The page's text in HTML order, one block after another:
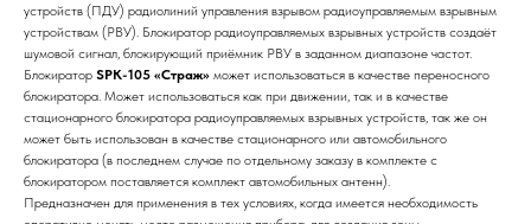
устройств (ПДУ) радиолиний управления взрывом радиоуправляемым взрывным
устройствам (РВУ). Блокиратор радиоуправляемых взрывных устройств создаёт
шумовой сигнал, блокирующий приёмник РВУ в заданном диапазоне частот.
Блокиратор SPK-105 «Страж» может использоваться в качестве переносного
блокиратора. Может использоваться как при движении, так и в качестве
стационарного блокиратора радиоуправляемых взрывных устройств, так же он
может быть использован в качестве стационарного или автомобильного
блокиратора (в последнем случае по отдельному заказу в комплекте с
блокиратором поставляется комплект автомобильных антенн).
Предназначен для применения в тех условиях, когда имеется необходимость